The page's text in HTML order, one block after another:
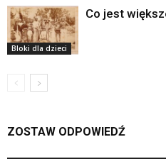
Bloki dla dzieci
Co jest
ZOSTAW ODPOWIEDŹ